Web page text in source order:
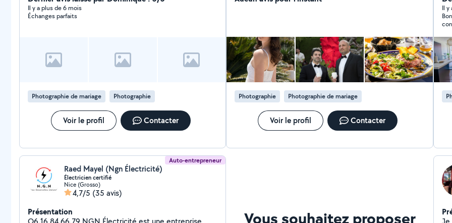
Il y a plus de 6 mois
Échanges parfaits
Photographie de mariage Photographie
Voir le profil Contacter
Photographie Photographie de mariage
Voir le profil Contacter
Il y
Bonjour Impossible de
Auto-entrepreneur
Raed Mayel (Ngn Électricité)
Électricien certifié
Nice (Grosso)
4,7/5 (35 avis)
Présentation
Vous souhaitez proposer